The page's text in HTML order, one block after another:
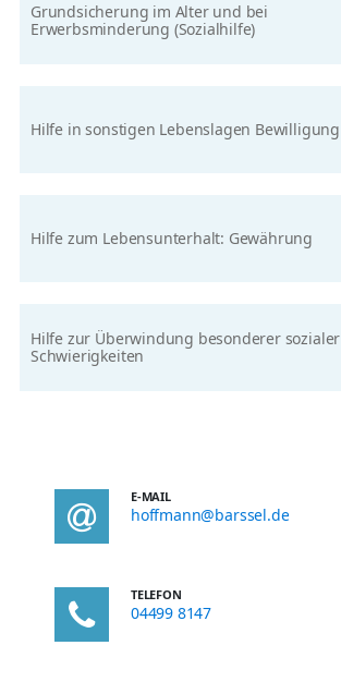
Grundsicherung im Alter und bei
Erwerbsminderung (Sozialhilfe)
Hilfe in sonstigen Lebenslagen Bewilligung
Hilfe zum Lebensunterhalt: Gewährung
Hilfe zur Überwindung besonderer sozialer
Schwierigkeiten
E-MAIL
hoffmann@barssel.de
TELEFON
04499 8147